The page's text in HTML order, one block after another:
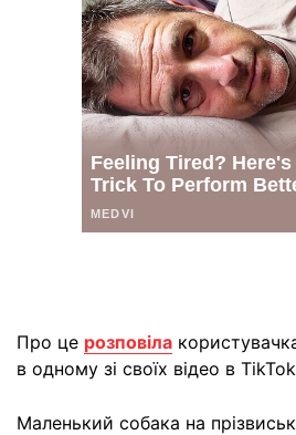
Про це розповіла
в одному зі своїх відео в
Маленький собака на